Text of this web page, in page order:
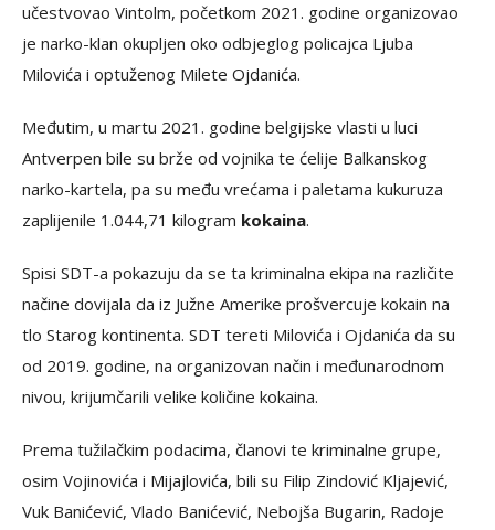
učestvovao Vintolm, početkom 2021. godine organizovao
je narko-klan okupljen oko odbjeglog policajca Ljuba
Milovića i optuženog Milete Ojdanića.
Međutim, u martu 2021. godine belgijske vlasti u luci
Antverpen bile su brže od vojnika te ćelije Balkanskog
narko-kartela, pa su među vrećama i paletama kukuruza
zaplijenile 1.044,71 kilogram kokaina.
Spisi SDT-a pokazuju da se ta kriminalna ekipa na različite
načine dovijala da iz Južne Amerike prošvercuje kokain na
tlo Starog kontinenta. SDT tereti Milovića i Ojdanića da su
od 2019. godine, na organizovan način i međunarodnom
nivou, krijumčarili velike količine kokaina.
Prema tužilačkim podacima, članovi te kriminalne grupe,
osim Vojinovića i Mijajlovića, bili su Filip Zindović Kljajević,
Vuk Banićević, Vlado Banićević, Nebojša Bugarin, Radoje